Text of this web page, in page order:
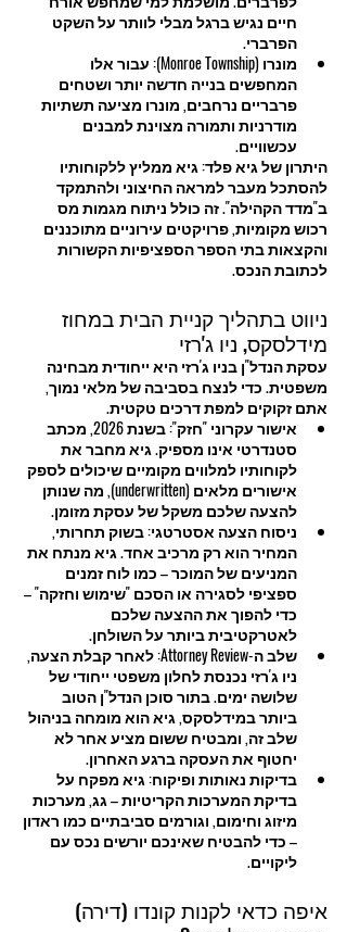
חיים נגיש ברגל מבלי לוותר על השקט
הפרברי.
מונרו (Monroe Township): עבור אלו
המחפשים בנייה חדשה יותר ושטחים
פרבריים נרחבים, מונרו מציעה תשתיות
מודרניות ותמורה מצוינת למבנים
עכשוויים.
היתרון של גיא פלד: גיא ממליץ ללקוחותיו
להסתכל מעבר למראה החיצוני ולהתמקד
ב"מדד הקהילה". זה כולל ניתוח מגמות מס
רכוש מקומיות, פרויקטים עירוניים מתוכננים
והקצאות בתי הספר הספציפיות הקשורות
לכתובת הנכס.
ניווט בתהליך קניית הבית במחוז
מידלסקס, ניו ג'רזי
עסקת הנדל"ן בניו ג'רזי היא ייחודית מבחינה
משפטית. כדי לנצח בסביבה של מלאי נמוך,
אתם זקוקים למפת דרכים טקטית.
אישור עקרוני "חזק": בשנת 2026, מכתב
סטנדרטי אינו מספיק. גיא מחבר את
לקוחותיו למלווים מקומיים שיכולים לספק
אישורים מלאים (underwritten), מה שנותן
להצעה שלכם משקל של עסקת מזומן.
ניסוח הצעה אסטרטגי: בשוק תחרותי,
המחיר הוא רק מרכיב אחד. גיא מנתח את
המניעים של המוכר – כמו לוח זמנים
ספציפי לסגירה או הסכם "שימוש וחזקה" –
כדי להפוך את ההצעה שלכם
לאטרקטיבית ביותר על השולחן.
שלב ה-Attorney Review: לאחר קבלת הצעה,
ניו ג'רזי נכנסת לחלון משפטי ייחודי של
שלושה ימים. בתור סוכן הנדל"ן הטוב
ביותר במידלסקס, גיא הוא מומחה בניהול
שלב זה, ומבטיח ששום מציע אחר לא
יחטוף את העסקה ברגע האחרון.
בדיקות נאותות ופיקוח: גיא מפקח על
בדיקת המערכות הקריטיות – גג, מערכות
מיזוג וחימום, וגורמים סביבתיים כמו ראדון
– כדי להבטיח שאינכם יורשים נכס עם
ליקויים.
איפה כדאי לקנות קונדו (דירה)